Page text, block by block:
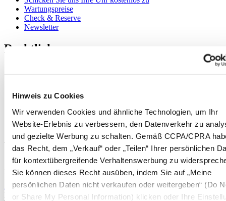
Hinweis zu Cookies
Wir verwenden Cookies und ähnliche Technologien, um Ihr
Website-Erlebnis zu verbessern, den Datenverkehr zu
und gezielte Werbung zu schalten. Gemäß CCPA/CPRA
das Recht, dem „Verkauf“ oder „Teilen“ Ihrer persönlichen
für kontextübergreifende Verhaltenswerbung zu
Sie können dieses Recht ausüben, indem Sie auf „Meine
persönlichen Daten nicht verkaufen oder weitergeben“ (Do
or Share My Personal Information) klicken oder Ihre
Wartungspreise
Check & Reserve
Newsletter
Rechtliches
Impressum
Verkaufsbedingungen und Konditionen
Widerruf des Vertrags
Willkommen im CERTINA Club
Abonnieren Sie unseren Newsletter und erhalten Sie exklusive
Information
Anmelden
Land/Region auswählen